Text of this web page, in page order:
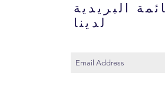
البريدية
لدينا